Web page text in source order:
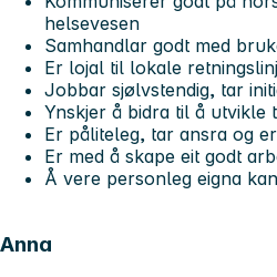
helsevesen
Samhandlar godt med
Er lojal til lokale
Jobbar sjølvstendig, tar
Ynskjer å bidra til å utvikle
Er påliteleg, tar ansra og
Er med å skape eit godt
Å vere personleg eigna
Anna